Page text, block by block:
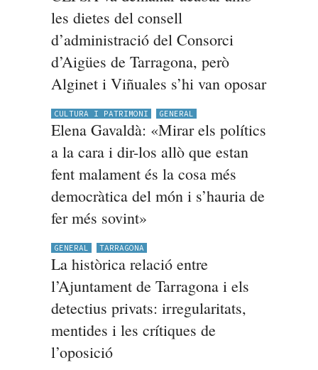
les dietes del consell
d’administració del Consorci
d’Aigües de Tarragona, però
Alginet i Viñuales s’hi van oposar
CULTURA I PATRIMONI GENERAL
Elena Gavaldà: «Mirar els polítics
a la cara i dir-los allò que estan
fent malament és la cosa més
democràtica del món i s’hauria de
fer més sovint»
GENERAL TARRAGONA
La històrica relació entre
l’Ajuntament de Tarragona i els
detectius privats: irregularitats,
mentides i les crítiques de
l’oposició